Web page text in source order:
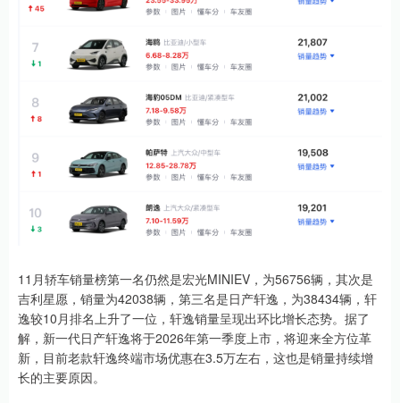
11月轿车销量榜第一名仍然是宏光MINIEV，为56756辆，其次是
吉利星愿，销量为42038辆，第三名是日产轩逸，为38434辆，轩
逸较10月排名上升了一位，轩逸销量呈现出环比增长态势。据了
解，新一代日产轩逸将于2026年第一季度上市，将迎来全方位革
新，目前老款轩逸终端市场优惠在3.5万左右，这也是销量持续增
长的主要原因。